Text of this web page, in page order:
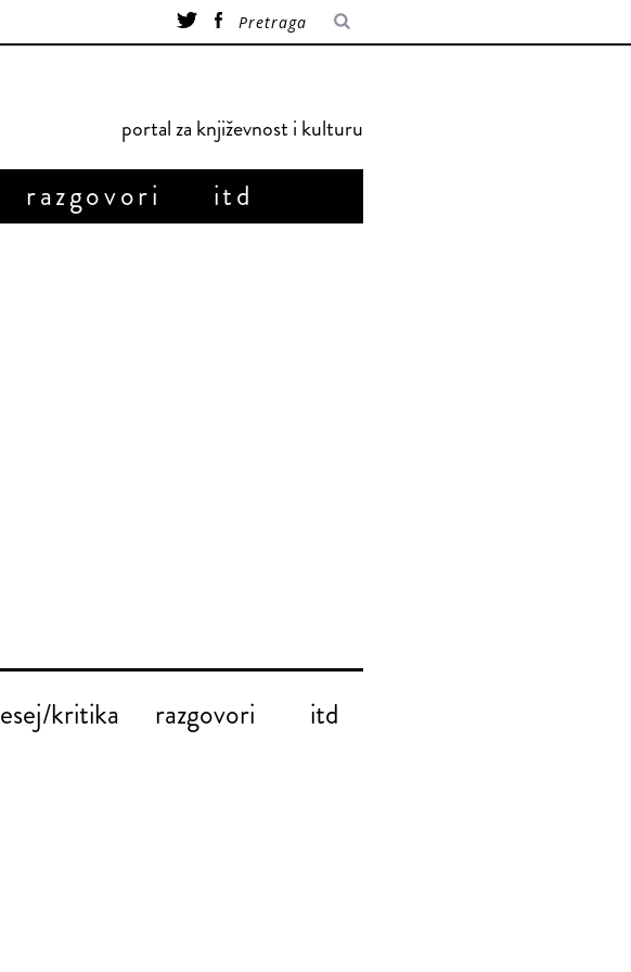
portal za književnost i kulturu
razgovori itd
esej/kritika razgovori itd